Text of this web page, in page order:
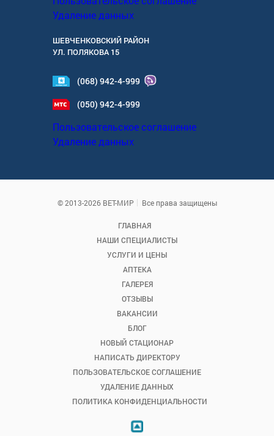
Удаление данных
ШЕВЧЕНКОВСКИЙ РАЙОН
УЛ. ПОЛЯКОВА 15
(068) 942-4-999
(050) 942-4-999
Пользовательское соглашение
Удаление данных
© 2013-2026 ВЕТ-МИР Все права защищены
ГЛАВНАЯ
НАШИ СПЕЦИАЛИСТЫ
УСЛУГИ И ЦЕНЫ
АПТЕКА
ГАЛЕРЕЯ
ОТЗЫВЫ
ВАКАНСИИ
БЛОГ
НОВЫЙ СТАЦИОНАР
НАПИСАТЬ ДИРЕКТОРУ
ПОЛЬЗОВАТЕЛЬСКОЕ СОГЛАШЕНИЕ
УДАЛЕНИЕ ДАННЫХ
ПОЛИТИКА КОНФИДЕНЦИАЛЬНОСТИ